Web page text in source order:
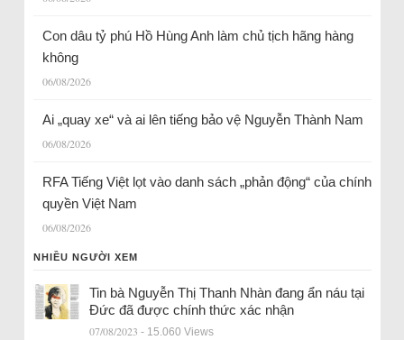
Con dâu tỷ phú Hồ Hùng Anh làm chủ tịch hãng hàng
không
06/08/2026
Ai „quay xe“ và ai lên tiếng bảo vệ Nguyễn Thành Nam
06/08/2026
RFA Tiếng Việt lọt vào danh sách „phản động“ của chính
quyền Việt Nam
06/08/2026
NHIỀU NGƯỜI XEM
Tin bà Nguyễn Thị Thanh Nhàn đang ẩn náu tại
Đức đã được chính thức xác nhận
07/08/2023 - 15.060 Views